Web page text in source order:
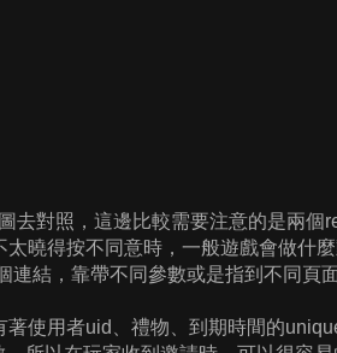
對照，這邊比較需要注意的是兩個
曉得按不同意時，一般遊戲會做什
結，靠帶不同參數或是指到不同頁面
使用者uid、禮物、到期時間的